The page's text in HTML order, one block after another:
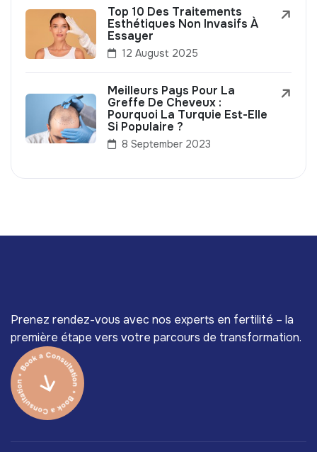
Top 10 Des Traitements
Esthétiques Non Invasifs À
Essayer
12 August 2025
Meilleurs Pays Pour La
Greffe De Cheveux :
Pourquoi La Turquie Est-Elle
Si Populaire ?
8 September 2023
Prenez rendez-vous avec nos experts en fertilité – la
première étape vers votre parcours de transformation.